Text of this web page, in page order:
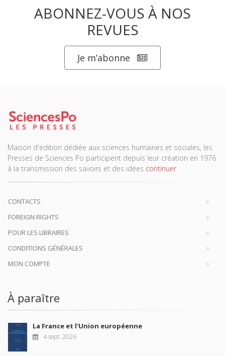
ABONNEZ-VOUS À NOS
REVUES
Je m’abonne
Maison d'édition dédiée aux sciences humaines et sociales, les
Presses de Sciences Po participent depuis leur création en 1976
à la transmission des savoirs et des idées continuer
CONTACTS
FOREIGN RIGHTS
POUR LES LIBRAIRES
CONDITIONS GÉNÉRALES
MON COMPTE
À paraître
La France et l'Union européenne
4 sept. 2026